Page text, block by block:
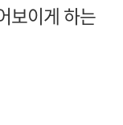
보이게 하는